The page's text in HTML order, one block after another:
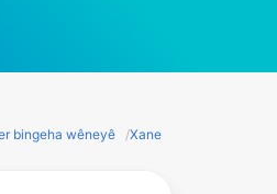
Xane
bingeha wêneyê